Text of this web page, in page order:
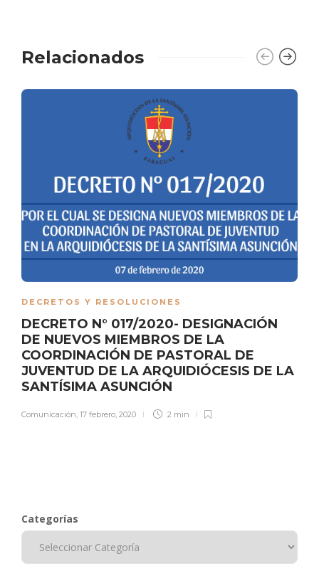
Relacionados
DECRETOS Y RESOLUCIONES
DECRETO N° 017/2020- DESIGNACIÓN
DE NUEVOS MIEMBROS DE LA
COORDINACIÓN DE PASTORAL DE
JUVENTUD DE LA ARQUIDIÓCESIS DE LA
SANTÍSIMA ASUNCIÓN
Comunicación, 17 febrero, 2020 2 min
Categorías